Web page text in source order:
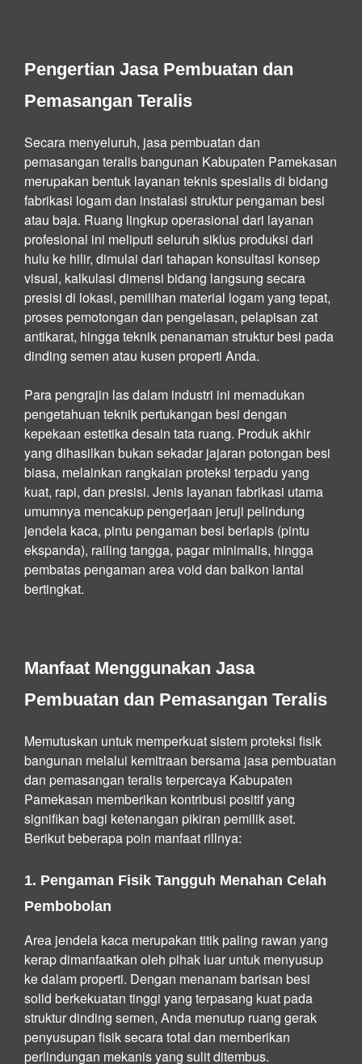
Pengertian Jasa Pembuatan dan
Pemasangan Teralis
Secara menyeluruh, jasa pembuatan dan
pemasangan teralis bangunan Kabupaten Pamekasan
merupakan bentuk layanan teknis spesialis di bidang
fabrikasi logam dan instalasi struktur pengaman besi
atau baja. Ruang lingkup operasional dari layanan
profesional ini meliputi seluruh siklus produksi dari
hulu ke hilir, dimulai dari tahapan konsultasi konsep
visual, kalkulasi dimensi bidang langsung secara
presisi di lokasi, pemilihan material logam yang tepat,
proses pemotongan dan pengelasan, pelapisan zat
antikarat, hingga teknik penanaman struktur besi pada
dinding semen atau kusen properti Anda.
Para pengrajin las dalam industri ini memadukan
pengetahuan teknik pertukangan besi dengan
kepekaan estetika desain tata ruang. Produk akhir
yang dihasilkan bukan sekadar jajaran potongan besi
biasa, melainkan rangkaian proteksi terpadu yang
kuat, rapi, dan presisi. Jenis layanan fabrikasi utama
umumnya mencakup pengerjaan jeruji pelindung
jendela kaca, pintu pengaman besi berlapis (pintu
ekspanda), railing tangga, pagar minimalis, hingga
pembatas pengaman area void dan balkon lantai
bertingkat.
Manfaat Menggunakan Jasa
Pembuatan dan Pemasangan Teralis
Memutuskan untuk memperkuat sistem proteksi fisik
bangunan melalui kemitraan bersama jasa pembuatan
dan pemasangan teralis terpercaya Kabupaten
Pamekasan memberikan kontribusi positif yang
signifikan bagi ketenangan pikiran pemilik aset.
Berikut beberapa poin manfaat rillnya:
1. Pengaman Fisik Tangguh Menahan Celah
Pembobolan
Area jendela kaca merupakan titik paling rawan yang
kerap dimanfaatkan oleh pihak luar untuk menyusup
ke dalam properti. Dengan menanam barisan besi
solid berkekuatan tinggi yang terpasang kuat pada
struktur dinding semen, Anda menutup ruang gerak
penyusupan fisik secara total dan memberikan
perlindungan mekanis yang sulit ditembus.